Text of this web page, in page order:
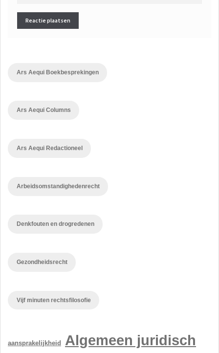
Ars Aequi Boekbesprekingen
Ars Aequi Columns
Ars Aequi Redactioneel
Arbeidsomstandighedenrecht
Denkfouten en drogredenen
Gezondheidsrecht
Vijf minuten rechtsfilosofie
aansprakelijkheid Algemeen juridisch